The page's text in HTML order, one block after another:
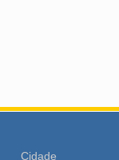
Cidade